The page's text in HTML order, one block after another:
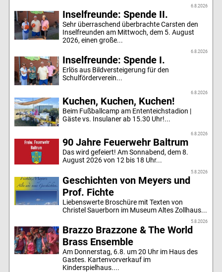
6.8.2026
Inselfreunde: Spende II.
Sehr überraschend überbrachte Carsten den
Inselfreunden am Mittwoch, dem 5. August
2026, einen große...
6.8.2026
Inselfreunde: Spende I.
Erlös aus Bildversteigerung für den
Schulförderverein...
6.8.2026
Kuchen, Kuchen, Kuchen!
Beim Fußballcamp am Ententeichstadion |
Gäste vs. Insulaner ab 15.30 Uhr!...
6.8.2026
90 Jahre Feuerwehr Baltrum
Das wird gefeiert! Am Sonnabend, dem 8.
August 2026 von 12 bis 18 Uhr...
5.8.2026
Geschichten von Meyers und
Prof. Fichte
Liebenswerte Broschüre mit Texten von
Christel Sauerborn im Museum Altes Zollhaus...
5.8.2026
Brazzo Brazzone & The World
Brass Ensemble
Am Donnerstag, 6.8. um 20 Uhr im Haus des
Gastes. Kartenvorverkauf im
Kinderspielhaus....